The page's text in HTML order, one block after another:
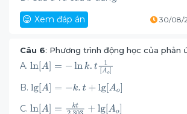
Xem đáp án
30/08/
Câu 6: Phương trình động học của phản
A.
B.
C.